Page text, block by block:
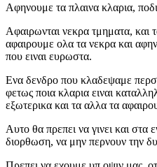
Αφηνουμε τα πλαινα κλαρια,
Αφαιρωνται νεκρα τμηματα, και
αφαιρουμε ολα τα νεκρα και
που ειναι ευρωστα.
Ενα δενδρο που κλαδεψαμε
φετως ποια κλαρια ειναι
εξωτερικα και τα αλλα τα
Αυτο θα πρεπει να γινει και στα
διορθωση, να μην περνουν την